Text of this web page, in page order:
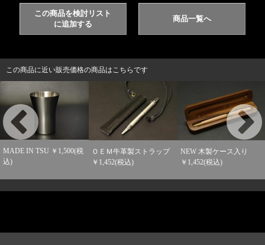
この商品を検討リスト
に追加する
商品一覧へ
この商品に近い販売価格の商品はこちらです
牛革製ストラップ
税込)
NEW 木製ケース入り
￥1,452(税込)
29-01木軸レトロ回
￥1,430(税込)